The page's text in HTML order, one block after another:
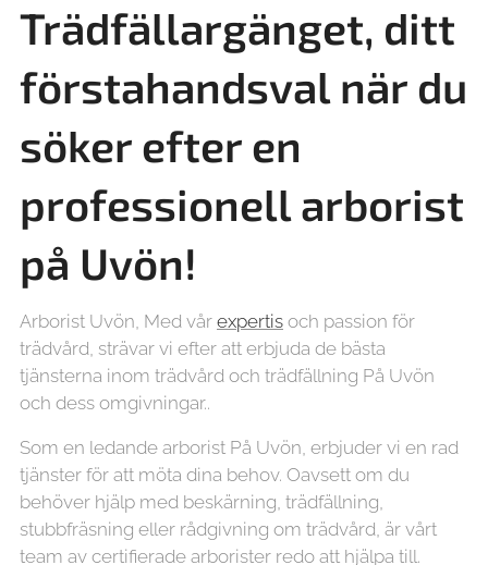
Trädfällargänget, ditt
förstahandsval när du
söker efter en
professionell arborist
på Uvön!
Arborist Uvön, Med vår expertis och passion för
trädvård, strävar vi efter att erbjuda de bästa
tjänsterna inom trädvård och trädfällning På Uvön
och dess omgivningar..
Som en ledande arborist På Uvön, erbjuder vi en rad
tjänster för att möta dina behov. Oavsett om du
behöver hjälp med beskärning, trädfällning,
stubbfräsning eller rådgivning om trädvård, är vårt
team av certifierade arborister redo att hjälpa till.